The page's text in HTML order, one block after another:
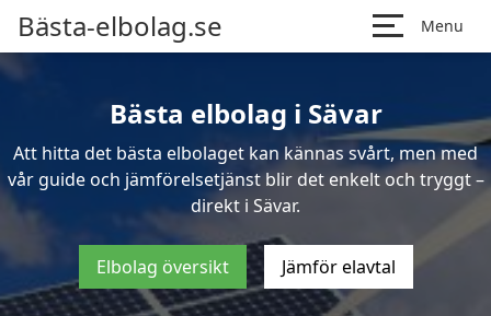
Bästa-elbolag.se Menu
Bästa elbolag i Sävar
Att hitta det bästa elbolaget kan kännas svårt, men med
vår guide och jämförelsetjänst blir det enkelt och tryggt –
direkt i Sävar.
Elbolag översikt Jämför elavtal